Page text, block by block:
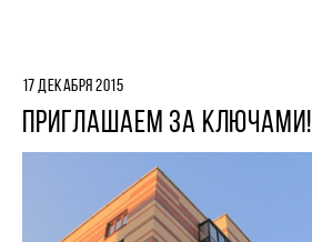
17 ДЕКАБРЯ 2015
ПРИГЛАШАЕМ ЗА КЛЮЧАМИ!